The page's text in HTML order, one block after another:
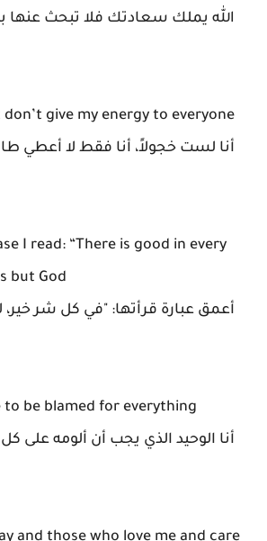
الله يملك سعادتك فلا تبحث عنها
don’t give my energy to everyone
أنا لست خجولاً، أنا فقط لا أعطي
I read: “There is good in every
but God
أعمق عبارة قرأتها: "في كل شر خير، لا
to be blamed for everything
أنا الوحيد الذي يجب أن ألومه على
and those who love me and care